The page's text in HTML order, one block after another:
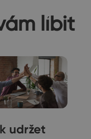
líbit
udržet